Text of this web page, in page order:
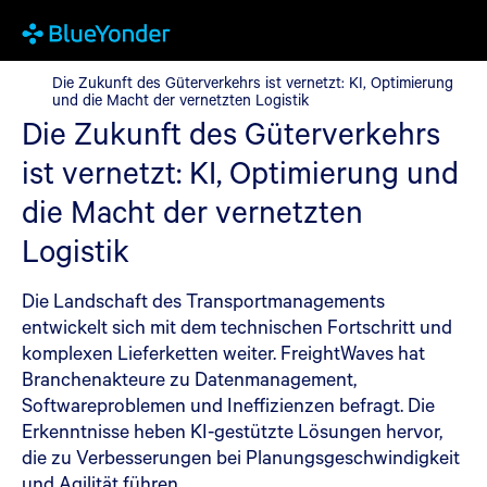
Die Zukunft des Güterverkehrs ist vernetzt: KI, Optimierung
Die Zukunft des Güterverkehrs ist vernetzt: KI, Optimierung
und die Macht der vernetzten Logistik
Die Zukunft des Güterverkehrs
ist vernetzt: KI, Optimierung und
die Macht der vernetzten
Logistik
Die Landschaft des Transportmanagements
entwickelt sich mit dem technischen Fortschritt und
komplexen Lieferketten weiter. FreightWaves hat
Branchenakteure zu Datenmanagement,
Softwareproblemen und Ineffizienzen befragt. Die
Erkenntnisse heben KI-gestützte Lösungen hervor,
die zu Verbesserungen bei Planungsgeschwindigkeit